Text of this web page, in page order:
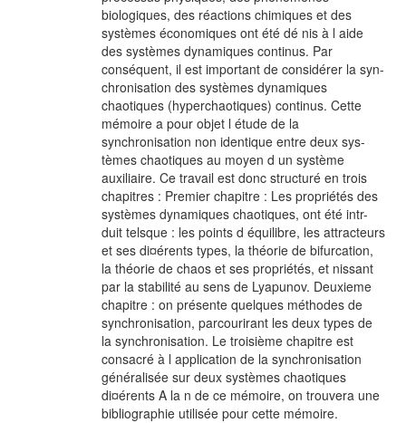
biologiques, des réactions chimiques et des
systèmes économiques ont été dé nis à l aide
des systèmes dynamiques continus. Par
conséquent, il est important de considérer la syn-
chronisation des systèmes dynamiques
chaotiques (hyperchaotiques) continus. Cette
mémoire a pour objet l étude de la
synchronisation non identique entre deux sys-
tèmes chaotiques au moyen d un système
auxiliaire. Ce travail est donc structuré en trois
chapitres : Premier chapitre : Les propriétés des
systèmes dynamiques chaotiques, ont été intr-
duit telsque : les points d équilibre, les attracteurs
et ses di¤érents types, la théorie de bifurcation,
la théorie de chaos et ses propriétés, et nissant
par la stabilité au sens de Lyapunov. Deuxieme
chapitre : on présente quelques méthodes de
synchronisation, parcourirant les deux types de
la synchronisation. Le troisième chapitre est
consacré à l application de la synchronisation
généralisée sur deux systèmes chaotiques
di¤érents A la n de ce mémoire, on trouvera une
bibliographie utilisée pour cette mémoire.